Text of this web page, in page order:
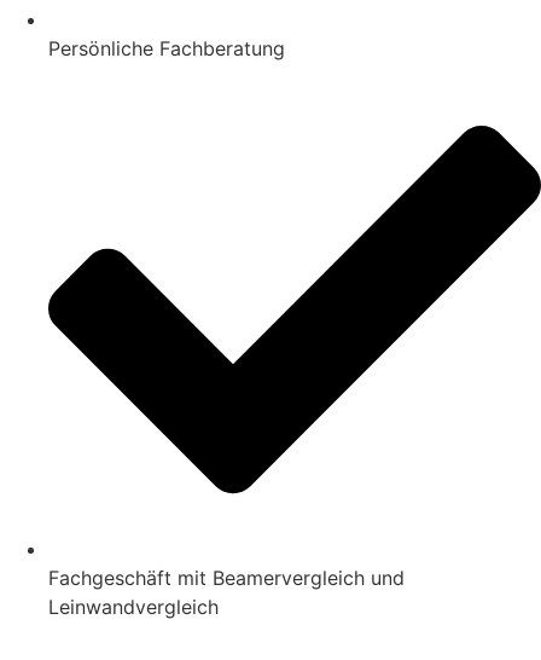
Persönliche Fachberatung
Fachgeschäft mit Beamervergleich und
Leinwandvergleich